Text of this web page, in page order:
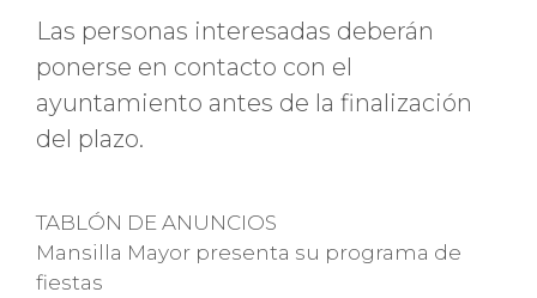
Las personas interesadas deberán
ponerse en contacto con el
ayuntamiento antes de la finalización
del plazo.
Categorías
TABLÓN DE ANUNCIOS
Mansilla Mayor presenta su programa de
fiestas